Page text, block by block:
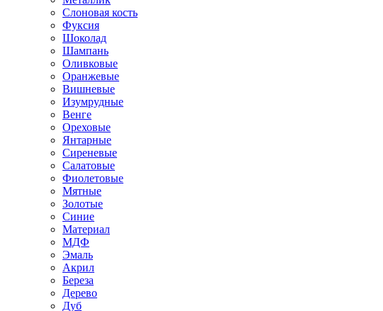
Слоновая кость
Фуксия
Шоколад
Шампань
Оливковые
Оранжевые
Вишневые
Изумрудные
Венге
Ореховые
Янтарные
Сиреневые
Салатовые
Фиолетовые
Мятные
Золотые
Синие
Материал
МДФ
Эмаль
Акрил
Береза
Дерево
Дуб